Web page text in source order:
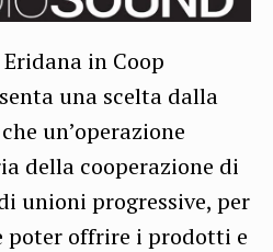
in Coop
una scelta dalla
un’operazione
della cooperazione di
unioni progressive, per
poter offrire i prodotti e